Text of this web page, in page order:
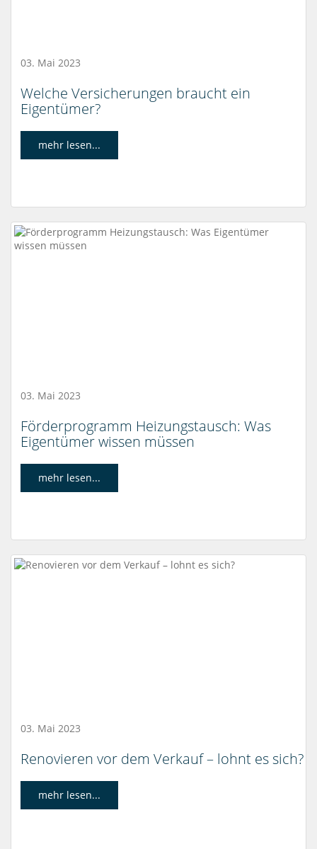
03. Mai 2023
Welche Versicherungen braucht ein
Eigentümer?
mehr lesen...
03. Mai 2023
Förderprogramm Heizungstausch: Was
Eigentümer wissen müssen
mehr lesen...
03. Mai 2023
Renovieren vor dem Verkauf – lohnt es sich?
mehr lesen...